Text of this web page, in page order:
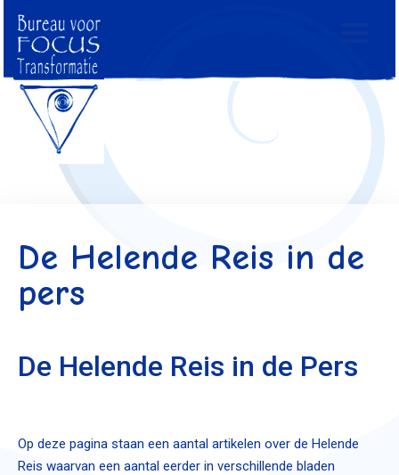
De Helende Reis in de
pers
De Helende Reis in de Pers
Op deze pagina staan een aantal artikelen over de Helende
Reis waarvan een aantal eerder in verschillende bladen